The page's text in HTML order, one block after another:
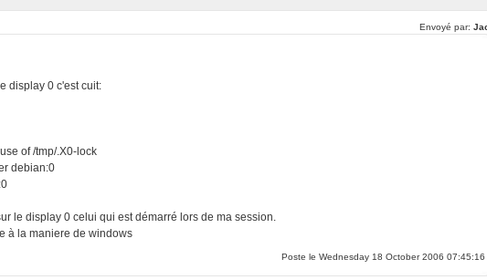
Envoyé par:
display 0 c'est cuit:
of /tmp/.X0-lock
debian:0
le display 0 celui qui est démarré lors de ma session.
à la maniere de windows
Poste le Wednesday 18 October 2006 07:45:16